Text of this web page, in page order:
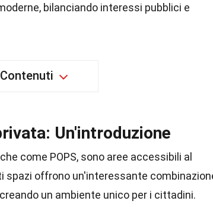
bilanciando interessi pubblici e
Un'introduzione
come POPS, sono aree accessibili al
spazi offrono un'interessante
un ambiente unico per i cittadini.